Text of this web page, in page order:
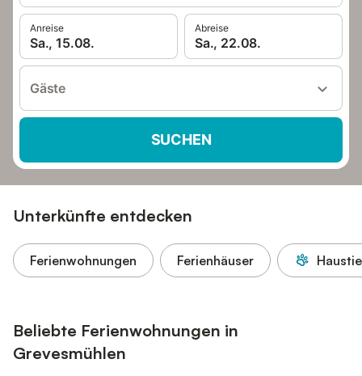
Anreise
Sa., 15.08.
Abreise
Sa., 22.08.
Gäste
SUCHEN
Unterkünfte entdecken
Ferienwohnungen Ferienhäuser
Beliebte Ferienwohnungen in
Grevesmühlen